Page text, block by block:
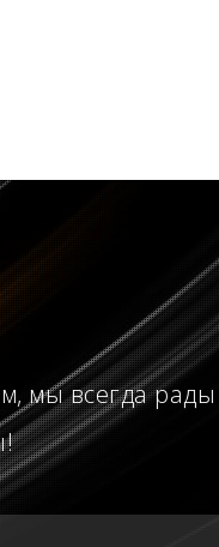
мы всегда рады